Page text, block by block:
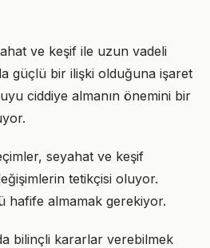
ve keşif ile uzun vadeli
güçlü bir ilişki olduğuna işaret
ciddiye almanın önemini bir
seyahat ve keşif
tetikçisi oluyor.
hafife almamak gerekiyor.
bilinçli kararlar verebilmek